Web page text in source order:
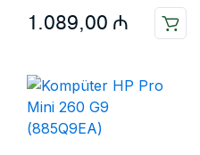
1.089,00 ₼